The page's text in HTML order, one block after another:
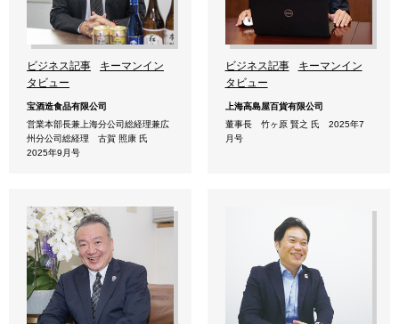
ビジネス記事
キーマンイン
タビュー
宝酒造食品有限公司
営業本部長兼上海分公司総経理兼広
州分公司総経理 古賀 照康 氏
2025年9月号
ビジネス記事
キーマンイン
タビュー
上海高島屋百貨有限公司
董事長 竹ヶ原 賢之 氏 2025年7
月号